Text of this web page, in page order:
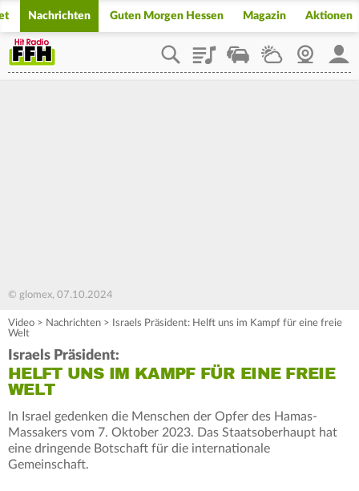
Nachrichten Guten Morgen Hessen Magazin Aktionen
PlaylistStaupilotWetterWebcam
© glomex, 07.10.2024
Video > Nachrichten >
Israels Präsident: Helft uns im Kampf für eine freie
Welt
Israels Präsident:
HELFT UNS IM KAMPF FÜR EINE FREIE
WELT
In Israel gedenken die Menschen der Opfer des Hamas-
Massakers vom 7. Oktober 2023. Das Staatsoberhaupt hat
eine dringende Botschaft für die internationale
Gemeinschaft.